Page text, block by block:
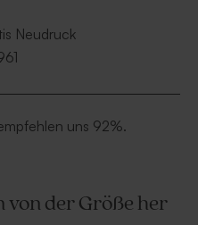
Neudruck
uns 92%.
von der Größe her